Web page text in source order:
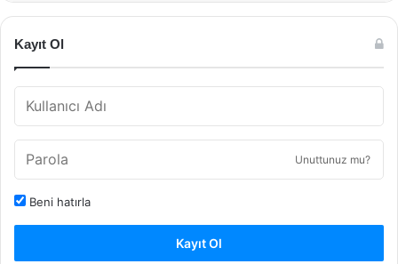
Kayıt Ol
Unuttunuz mu?
Beni hatırla
Kayıt Ol